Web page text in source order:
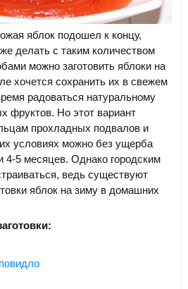
яблок подошел к концу,
делать с таким количеством
можно заготовить яблоки на
хочется сохранить их в свежем
радоваться натуральному
фруктов. Но этот вариант
прохладных подвалов и
условиях можно без ущерба
4-5 месяцев. Однако городским
ведь существуют
яблок на зиму в домашних